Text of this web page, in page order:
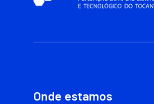
Onde estamos